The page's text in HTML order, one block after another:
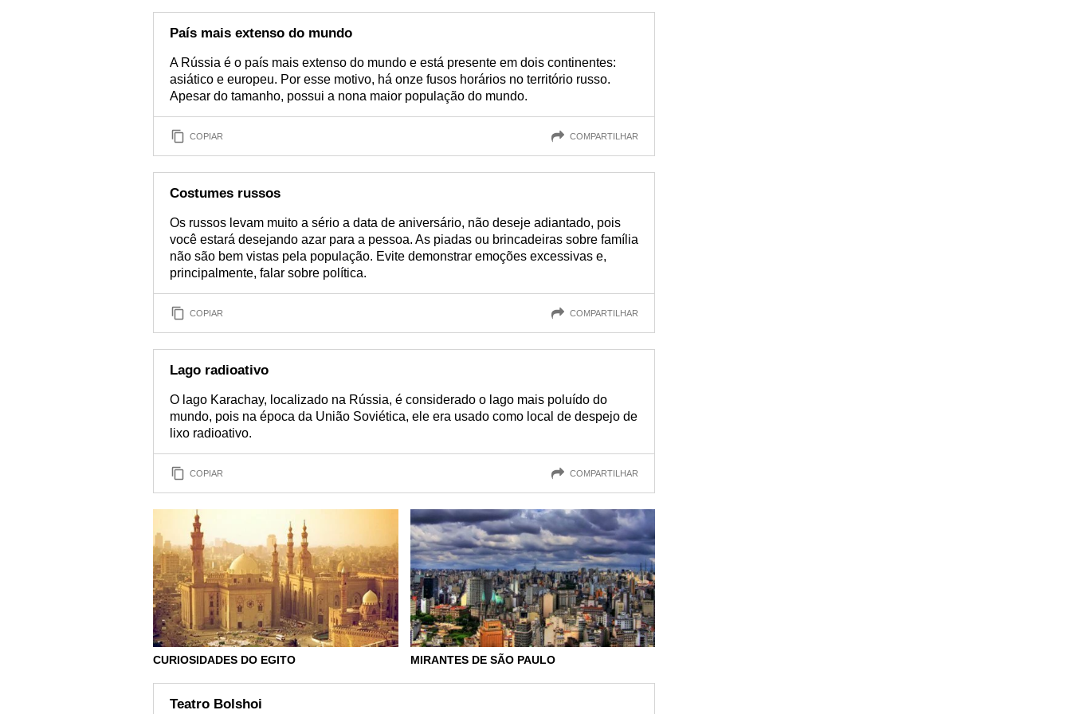
País mais extenso do mundo
A Rússia é o país mais extenso do mundo e está presente em dois continentes:
asiático e europeu. Por esse motivo, há onze fusos horários no território russo.
Apesar do tamanho, possui a nona maior população do mundo.
COPIAR COMPARTILHAR
Costumes russos
Os russos levam muito a sério a data de aniversário, não deseje adiantado, pois
você estará desejando azar para a pessoa. As piadas ou brincadeiras sobre família
não são bem vistas pela população. Evite demonstrar emoções excessivas e,
principalmente, falar sobre política.
COPIAR COMPARTILHAR
Lago radioativo
O lago Karachay, localizado na Rússia, é considerado o lago mais poluído do
mundo, pois na época da União Soviética, ele era usado como local de despejo de
lixo radioativo.
COPIAR COMPARTILHAR
CURIOSIDADES DO EGITO MIRANTES DE SÃO PAULO
Teatro Bolshoi